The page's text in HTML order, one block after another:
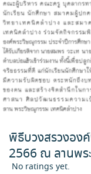
พิธีบวงสรวงอง
2566 ณ ลานพร
No ratings yet.